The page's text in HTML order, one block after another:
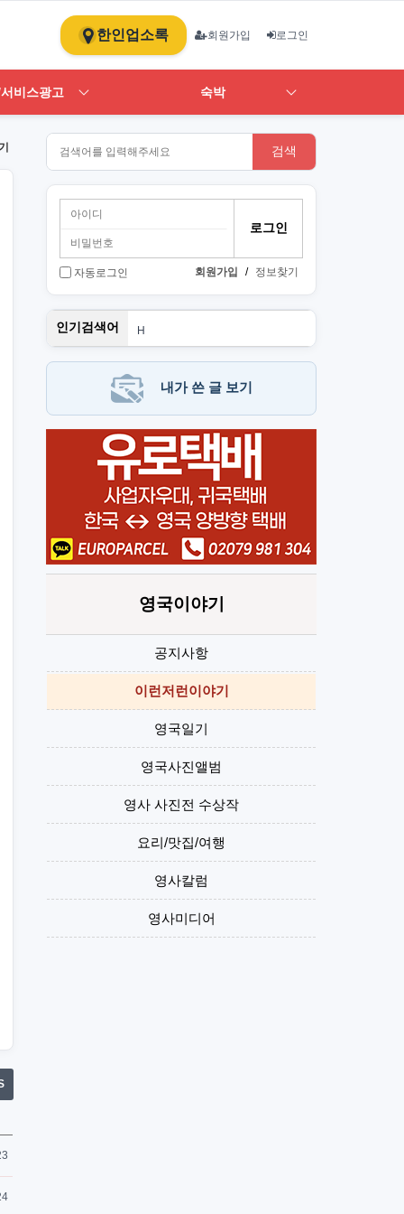
한인업소록 회원가입 로그인
비스광고 숙박
검색
자동로그인 회원가입 / 정보찾기
인기검색어
H
1
뉴몰
PT
내가 쓴 글 보기
영국이야기
공지사항
이런저런이야기
영국일기
영국사진앨범
영사 사진전 수상작
요리/맛집/여행
영사칼럼
영사미디어